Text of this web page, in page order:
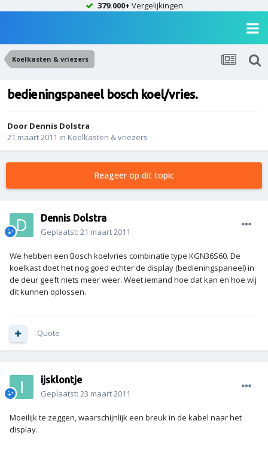
379.000+ Vergelijkingen
Koelkasten & vriezers
bedieningspaneel bosch koel/vries.
Door Dennis Dolstra
21 maart 2011 in Koelkasten & vriezers
Reageer op dit topic
Dennis Dolstra
Geplaatst: 21 maart 2011
We hebben een Bosch koelvries combinatie type KGN36S60. De
koelkast doet het nog goed echter de display (bedieningspaneel) in
de deur geeft niets meer weer. Weet iemand hoe dat kan en hoe wij
dit kunnen oplossen.
Quote
ijsklontje
Geplaatst: 23 maart 2011
Moeilijk te zeggen, waarschijnlijk een breuk in de kabel naar het
display.